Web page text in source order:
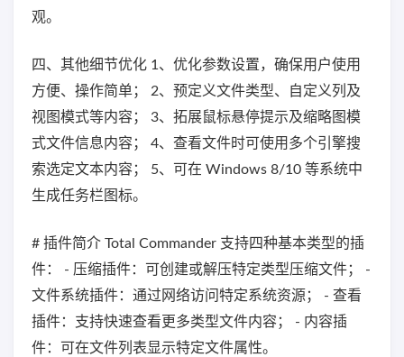
观。
四、其他细节优化 1、优化参数设置，确保用户使用
方便、操作简单； 2、预定义文件类型、自定义列及
视图模式等内容； 3、拓展鼠标悬停提示及缩略图模
式文件信息内容； 4、查看文件时可使用多个引擎搜
索选定文本内容； 5、可在 Windows 8/10 等系统中
生成任务栏图标。
# 插件简介 Total Commander 支持四种基本类型的插
件： - 压缩插件：可创建或解压特定类型压缩文件； -
文件系统插件：通过网络访问特定系统资源； - 查看
插件：支持快速查看更多类型文件内容； - 内容插
件：可在文件列表显示特定文件属性。